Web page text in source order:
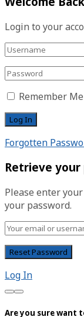
Login to your
Remember Me
Forgotten
Retrieve your
Please enter
your password.
Log In
Are you sure want